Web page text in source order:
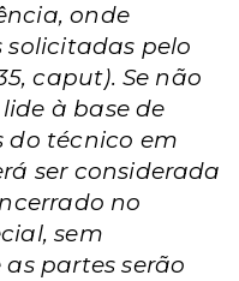
onde
solicitadas pelo
caput). Se não
à base de
do técnico em
ser considerada
no
sem
partes serão